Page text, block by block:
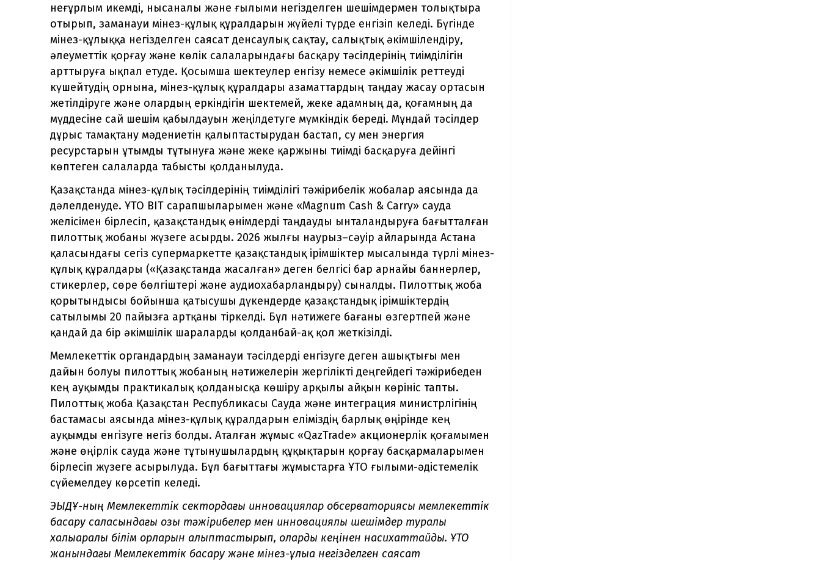
неғұрлым икемді, нысаналы және ғылыми негізделген шешімдермен толықтыра
отырып, заманауи мінез-құлық құралдарын жүйелі түрде енгізіп келеді. Бүгінде
мінез-құлыққа негізделген саясат денсаулық сақтау, салықтық әкімшілендіру,
әлеуметтік қорғау және көлік салаларындағы басқару тәсілдерінің тиімділігін
арттыруға ықпал етуде. Қосымша шектеулер енгізу немесе әкімшілік реттеуді
күшейтудің орнына, мінез-құлық құралдары азаматтардың таңдау жасау ортасын
жетілдіруге және олардың еркіндігін шектемей, жеке адамның да, қоғамның да
мүддесіне сай шешім қабылдауын жеңілдетуге мүмкіндік береді. Мұндай тәсілдер
дұрыс тамақтану мәдениетін қалыптастырудан бастап, су мен энергия
ресурстарын ұтымды тұтынуға және жеке қаржыны тиімді басқаруға дейінгі
көптеген салаларда табысты қолданылуда.
Қазақстанда мінез-құлық тәсілдерінің тиімділігі тәжірибелік жобалар аясында да
дәлелденуде. ҰТО BIT сарапшыларымен және «Magnum Cash & Carry» сауда
желісімен бірлесіп, қазақстандық өнімдерді таңдауды ынталандыруға бағытталған
пилоттық жобаны жүзеге асырды. 2026 жылғы наурыз–сәуір айларында Астана
қаласындағы сегіз супермаркетте қазақстандық ірімшіктер мысалында түрлі мінез-
құлық құралдары («Қазақстанда жасалған» деген белгісі бар арнайы баннерлер,
стикерлер, сөре бөлгіштері және аудиохабарландыру) сыналды. Пилоттық жоба
қорытындысы бойынша қатысушы дүкендерде қазақстандық ірімшіктердің
сатылымы 20 пайызға артқаны тіркелді. Бұл нәтижеге бағаны өзгертпей және
қандай да бір әкімшілік шараларды қолданбай-ақ қол жеткізілді.
Мемлекеттік органдардың заманауи тәсілдерді енгізуге деген ашықтығы мен
дайын болуы пилоттық жобаның нәтижелерін жергілікті деңгейдегі тәжірибеден
кең ауқымды практикалық қолданысқа көшіру арқылы айқын көрініс тапты.
Пилоттық жоба Қазақстан Республикасы Сауда және интеграция министрлігінің
бастамасы аясында мінез-құлық құралдарын еліміздің барлық өңірінде кең
ауқымды енгізуге негіз болды. Аталған жұмыс «QazTrade» акционерлік қоғамымен
және өңірлік сауда және тұтынушылардың құқықтарын қорғау басқармаларымен
бірлесіп жүзеге асырылуда. Бұл бағыттағы жұмыстарға ҰТО ғылыми-әдістемелік
сүйемелдеу көрсетіп келеді.
ЭЫДҰ-ның Мемлекеттік сектордағы инновациялар обсерваториясы мемлекеттік
басқару саласындағы озық тәжірибелер мен инновациялық шешімдер туралы
халықаралық білім қорларын қалыптастырып, оларды кеңінен насихаттайды. ҰТО
жанындағы Мемлекеттік басқару және мінез-құлыққа негізделген саясат